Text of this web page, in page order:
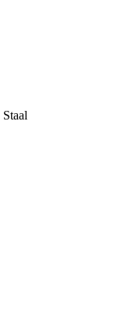
Staal